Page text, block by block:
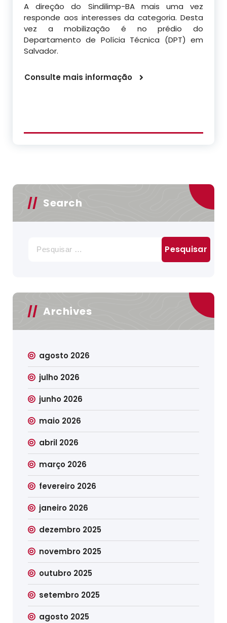
A direção do Sindilimp-BA mais uma vez
responde aos interesses da categoria. Desta
vez a mobilização é no prédio do
Departamento de Polícia Técnica (DPT) em
Salvador.
Consulte mais informação
Search
por:
Archives
agosto 2026
julho 2026
junho 2026
maio 2026
abril 2026
março 2026
fevereiro 2026
janeiro 2026
dezembro 2025
novembro 2025
outubro 2025
setembro 2025
agosto 2025